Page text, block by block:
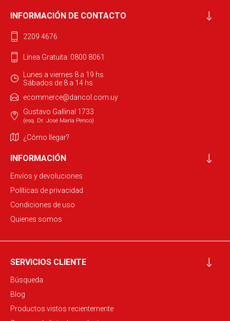
INFORMACIÓN DE CONTACTO
2209 4676
Línea Gratuita: 0800 8061
Lunes a viernes 8 a 19 hs
Sábados de 8 a 14 hs
ecommerce@dancol.com.uy
Gustavo Gallinal 1733
(esq. Dr. José María Penco)
¿Cómo llegar?
INFORMACIÓN
Envíos y devoluciones
Políticas de privacidad
Condiciones de uso
Quienes somos
SERVICIOS CLIENTE
Búsqueda
Blog
Productos vistos recientemente